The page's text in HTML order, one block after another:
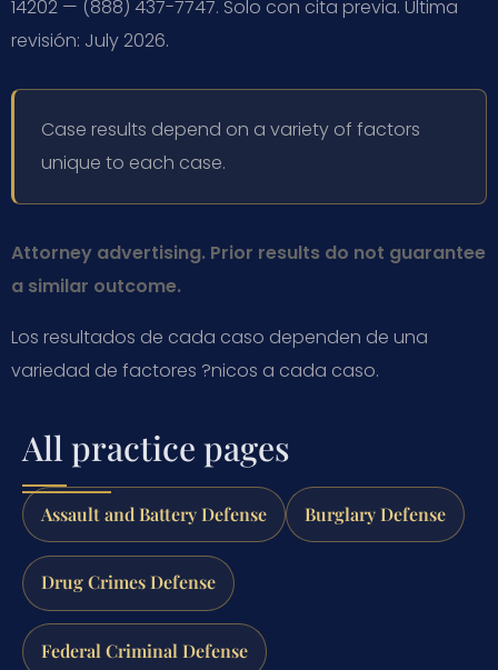
14202 — (888) 437-7747. Solo con cita previa. Última
revisión: July 2026.
Case results depend on a variety of factors
unique to each case.
Attorney advertising. Prior results do not guarantee
a similar outcome.
Los resultados de cada caso dependen de una
variedad de factores ?nicos a cada caso.
All practice pages
Assault and Battery Defense Burglary Defense
Drug Crimes Defense
Federal Criminal Defense